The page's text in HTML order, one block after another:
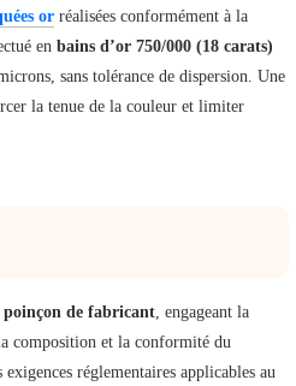
or réalisées conformément à la
en bains d’or 750/000 (18 carats)
sans tolérance de dispersion. Une
la tenue de la couleur et limiter
poinçon de fabricant , engageant la
composition et la conformité du
réglementaires applicables au